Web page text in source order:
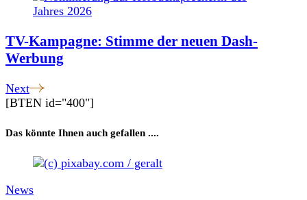
TV-Kampagne: Stimme der neuen Dash-
Werbung
Next
[BTEN id="400"]
Das könnte Ihnen auch gefallen ....
News